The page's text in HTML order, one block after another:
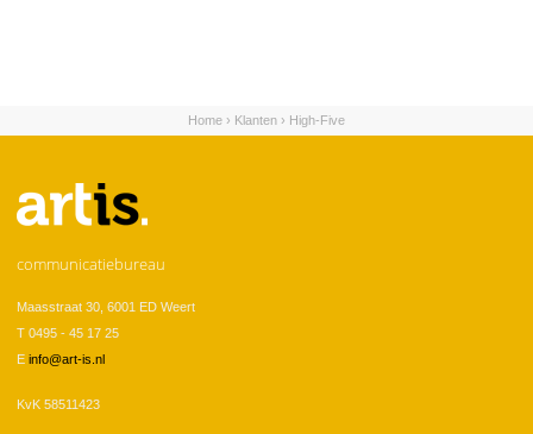
U bent hier
Home › Klanten › High-Five
communicatiebureau
Maasstraat 30, 6001 ED Weert
T 0495 - 45 17 25
E info@art-is.nl
KvK 58511423